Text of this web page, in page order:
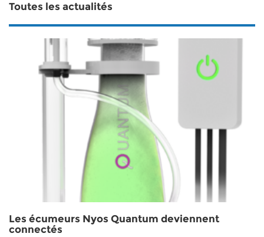
Toutes les actualités
Les écumeurs Nyos Quantum deviennent
connectés